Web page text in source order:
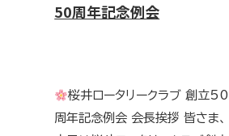
50周年記念例会
桜井ロータリークラブ 創立50
周年記念例会 会長挨拶 皆さま、